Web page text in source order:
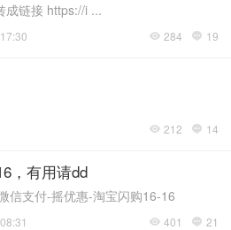
成链接 https://i ...
 284  19
 212  14
，有用请dd
信支付-摇优惠-淘宝闪购16-16
 401  21